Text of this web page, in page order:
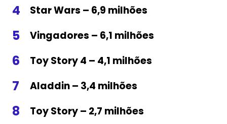
Star Wars – 6,9 milhões
Vingadores – 6,1 milhões
Toy Story 4 – 4,1 milhões
Aladdin – 3,4 milhões
Toy Story – 2,7 milhões